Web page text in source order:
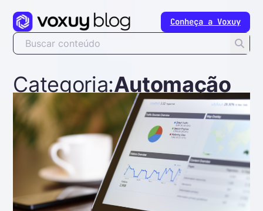
Conheça a Voxuy
Pesquisar ...
Categoria:Automação